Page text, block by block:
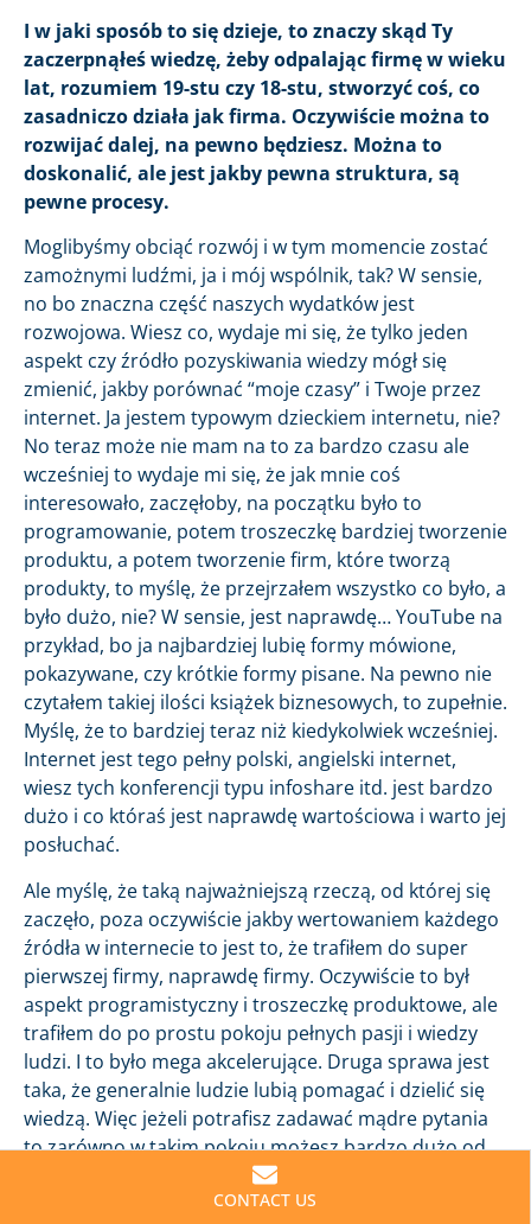
CONTACT US
I w jaki sposób to się dzieje, to znaczy skąd Ty
zaczerpnąłeś wiedzę, żeby odpalając firmę w wieku
lat, rozumiem 19-stu czy 18-stu, stworzyć coś, co
zasadniczo działa jak firma. Oczywiście można to
rozwijać dalej, na pewno będziesz. Można to
doskonalić, ale jest jakby pewna struktura, są
pewne procesy.
Moglibyśmy obciąć rozwój i w tym momencie zostać
zamożnymi ludźmi, ja i mój wspólnik, tak? W sensie,
no bo znaczna część naszych wydatków jest
rozwojowa. Wiesz co, wydaje mi się, że tylko jeden
aspekt czy źródło pozyskiwania wiedzy mógł się
zmienić, jakby porównać “moje czasy” i Twoje przez
internet. Ja jestem typowym dzieckiem internetu, nie?
No teraz może nie mam na to za bardzo czasu ale
wcześniej to wydaje mi się, że jak mnie coś
interesowało, zaczęłoby, na początku było to
programowanie, potem troszeczkę bardziej tworzenie
produktu, a potem tworzenie firm, które tworzą
produkty, to myślę, że przejrzałem wszystko co było, a
było dużo, nie? W sensie, jest naprawdę… YouTube na
przykład, bo ja najbardziej lubię formy mówione,
pokazywane, czy krótkie formy pisane. Na pewno nie
czytałem takiej ilości książek biznesowych, to zupełnie.
Myślę, że to bardziej teraz niż kiedykolwiek wcześniej.
Internet jest tego pełny polski, angielski internet,
wiesz tych konferencji typu infoshare itd. jest bardzo
dużo i co któraś jest naprawdę wartościowa i warto jej
posłuchać.
Ale myślę, że taką najważniejszą rzeczą, od której się
zaczęło, poza oczywiście jakby wertowaniem każdego
źródła w internecie to jest to, że trafiłem do super
pierwszej firmy, naprawdę firmy. Oczywiście to był
aspekt programistyczny i troszeczkę produktowe, ale
trafiłem do po prostu pokoju pełnych pasji i wiedzy
ludzi. I to było mega akcelerujące. Druga sprawa jest
taka, że generalnie ludzie lubią pomagać i dzielić się
wiedzą. Więc jeżeli potrafisz zadawać mądre pytania
to zarówno w takim pokoju możesz bardzo dużo od
nich czerpać. Ja zawsze byłem, wiesz jakby
najmłodszy, najgłupszy, najmniej doświadczony, także